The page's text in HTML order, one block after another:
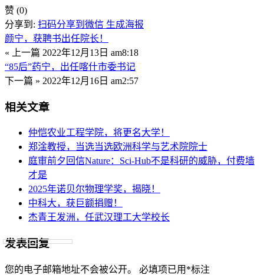
赞 (0)
分享到: 扫码分享到微信 生成海报
颜宁，获聘书出任院长！
« 上一篇 2022年12月13日 am8:18
“85后”药宁，出任喀什市委书记
下一篇 » 2022年12月16日 am2:57
相关文章
仲恺农业工程学院，将更名大学！
郑淦教授，当选当选欧洲科学与艺术院院士
庭审前夕回信Nature：Sci-Hub不是科研的威胁，付费墙
才是
2025年诺贝尔物理学奖，揭晓！
中科大，获巨额捐赠！
杰青王发洲，任武汉理工大学校长
发表回复
您的电子邮箱地址不会被公开。 必填项已用 *标注